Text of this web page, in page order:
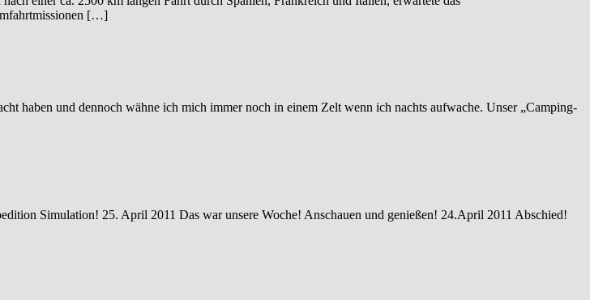
[…]
haben und dennoch wähne ich mich immer noch in einem Zelt wenn ich nachts aufwache. Unser „Camping-
Simulation! 25. April 2011 Das war unsere Woche! Anschauen und genießen! 24.April 2011 Abschied!